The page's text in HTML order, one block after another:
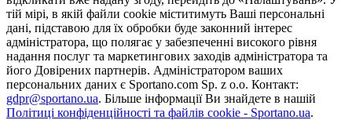
тій мірі, в якій файли cookie міститимуть Ваші персональні
дані, підставою для їх обробки буде законний інтерес
адміністратора, що полягає у забезпеченні високого рівня
надання послуг та маркетингових заходів адміністратора та
його Довірених партнерів. Адміністратором ваших
персональних даних є Sportano.com Sp. z o.o. Контакт:
gdpr@sportano.ua. Більше інформації Ви знайдете в нашій
Політиці конфіденційності та файлів cookie - Sportano.ua.